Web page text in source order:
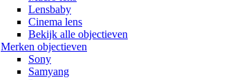
Lensbaby
Cinema lens
Bekijk alle objectieven
Merken objectieven
Sony
Samyang